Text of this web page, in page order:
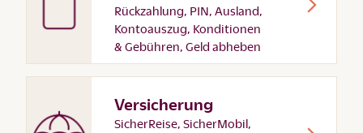
Rückzahlung, PIN, Ausland,
Kontoauszug, Konditionen
& Gebühren, Geld abheben
Versicherung
SicherReise, SicherMobil,